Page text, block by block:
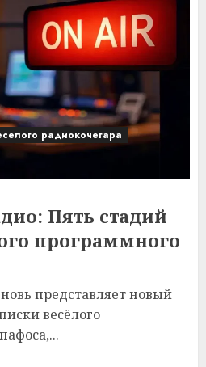
радиокочегара
Пять стадий
программного
представляет новый
весёлого